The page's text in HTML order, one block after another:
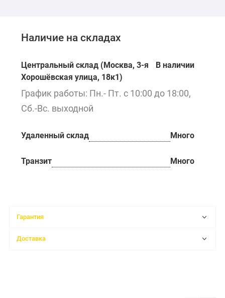
Наличие на складах
Центральный склад (Москва, 3-я
Хорошёвская улица, 18к1)
В наличии
График работы: Пн.- Пт. с 10:00 до 18:00,
Сб.-Вс. выходной
Удаленный склад Много
Транзит Много
Гарантия
Доставка